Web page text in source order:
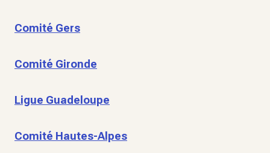
Comité Gers
Comité Gironde
Ligue Guadeloupe
Comité Hautes-Alpes